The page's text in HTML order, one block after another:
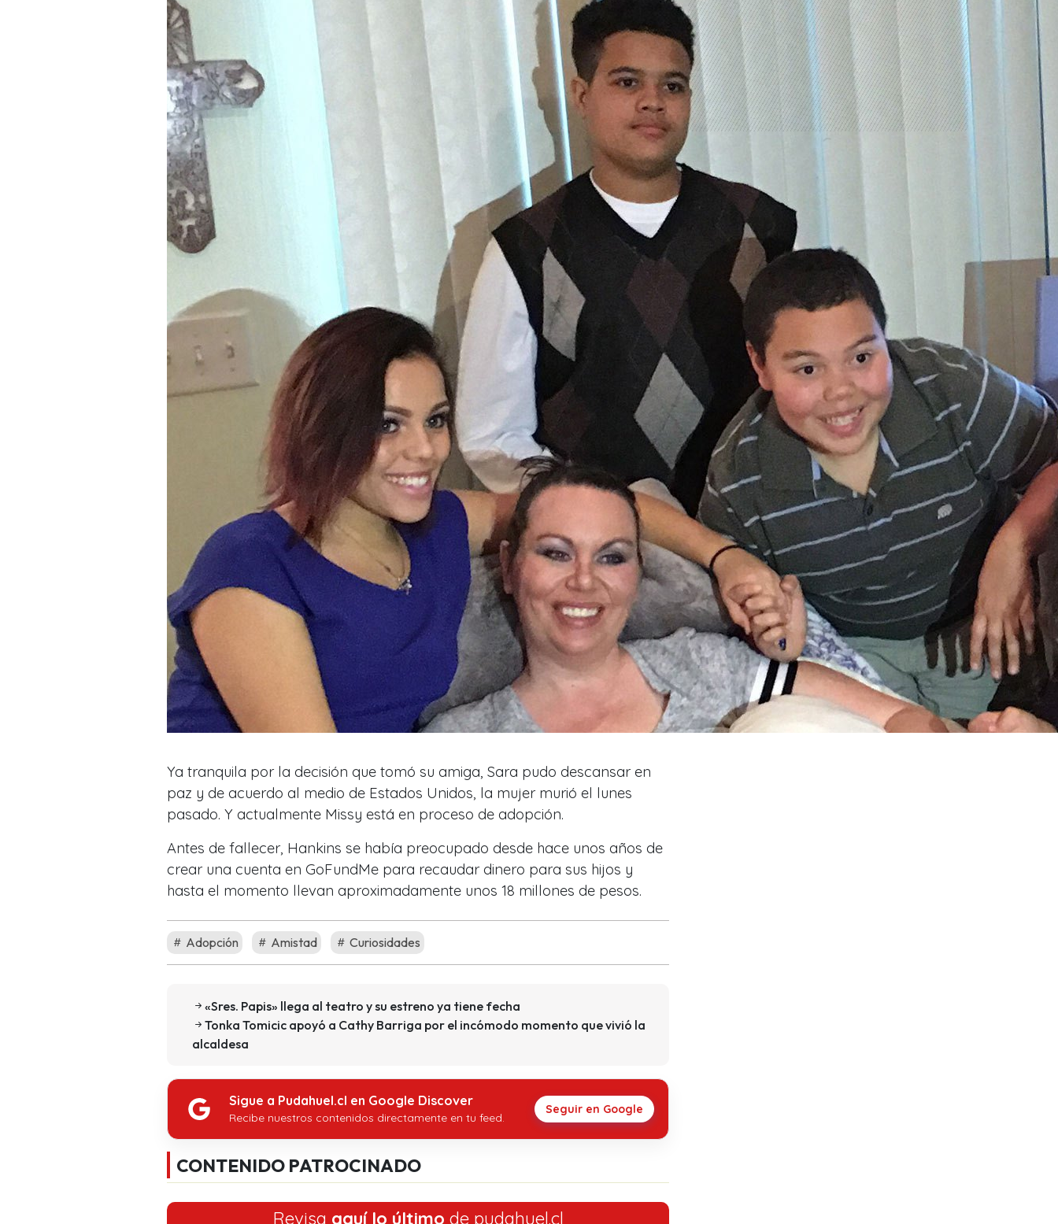
Ya tranquila por la decisión que tomó su amiga, Sara pudo descansar en
paz y de acuerdo al medio de Estados Unidos, la mujer murió el lunes
pasado. Y actualmente Missy está en proceso de adopción.
Antes de fallecer, Hankins se había preocupado desde hace unos años de
crear una cuenta en GoFundMe para recaudar dinero para sus hijos y
hasta el momento llevan aproximadamente unos 18 millones de pesos.
Adopción Amistad Curiosidades
«Sres. Papis» llega al teatro y su estreno ya tiene fecha
Tonka Tomicic apoyó a Cathy Barriga por el incómodo momento que vivió la
alcaldesa
Sigue a Pudahuel.cl en Google Discover
Recibe nuestros contenidos directamente en tu feed.
Seguir en Google
CONTENIDO PATROCINADO
Revisa aquí lo último de pudahuel.cl